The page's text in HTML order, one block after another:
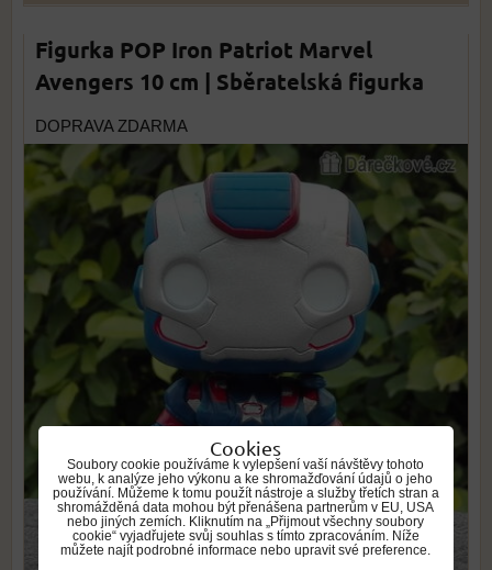
Figurka POP Iron Patriot Marvel
Avengers 10 cm | Sběratelská figurka
DOPRAVA ZDARMA
Cookies
Soubory cookie používáme k vylepšení vaší návštěvy tohoto
webu, k analýze jeho výkonu a ke shromažďování údajů o jeho
používání. Můžeme k tomu použít nástroje a služby třetích stran a
shromážděná data mohou být přenášena partnerům v EU, USA
nebo jiných zemích. Kliknutím na „Přijmout všechny soubory
cookie“ vyjadřujete svůj souhlas s tímto zpracováním. Níže
můžete najít podrobné informace nebo upravit své preference.